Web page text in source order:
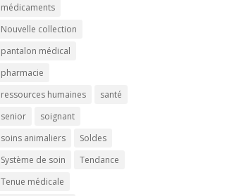
médicaments
Nouvelle collection
pantalon médical
pharmacie
ressources humaines
santé
senior
soignant
soins animaliers
Soldes
Système de soin
Tendance
Tenue médicale